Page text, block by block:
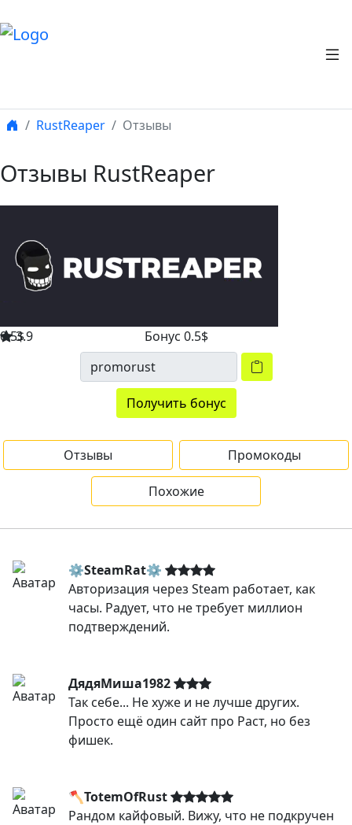
RustReaper Отзывы
Отзывы RustReaper
0.5$3.9 Бонус 0.5$
Получить бонус
Отзывы Промокоды
Похожие
⚙️SteamRat⚙️
Авторизация через Steam работает, как
часы. Радует, что не требует миллион
подтверждений.
ДядяМиша1982
Так себе... Не хуже и не лучше других.
Просто ещё один сайт про Раст, но без
фишек.
🪓TotemOfRust
Рандом кайфовый. Вижу, что не подкручен